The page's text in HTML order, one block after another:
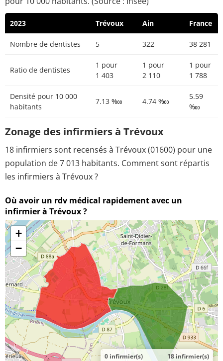
2023 Trévoux Ain France
Nombre de dentistes 5 322 38 281
Ratio de dentistes
1 pour
1 403
1 pour
2 110
1 pour
1 788
Densité pour 10 000
habitants
7.13 ‱ 4.74 ‱
5.59
‱
Zonage des infirmiers à Trévoux
18 infirmiers sont recensés à Trévoux (01600) pour une
population de 7 013 habitants. Comment sont répartis
les infirmiers à Trévoux ?
Où avoir un rdv médical rapidement avec un
infirmier à Trévoux ?
+
−
0 infirmier(s) 18 infirmier(s)